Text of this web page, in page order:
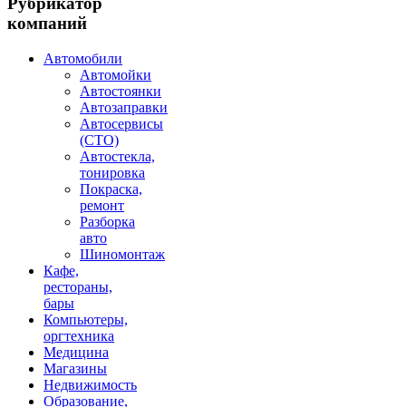
компаний
Автомобили
Автомойки
Автостоянки
Автозаправки
Автосервисы
(СТО)
Автостекла,
тонировка
Покраска,
ремонт
Разборка
авто
Шиномонтаж
Кафе,
рестораны,
бары
Компьютеры,
оргтехника
Медицина
Магазины
Недвижимость
Образование,